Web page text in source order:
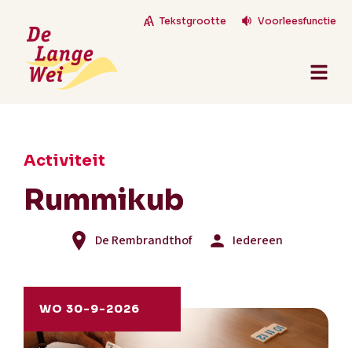
Tekstgrootte Voorleesfunctie
Activiteit
Rummikub
De Rembrandthof Iedereen
WO 30-9-2026